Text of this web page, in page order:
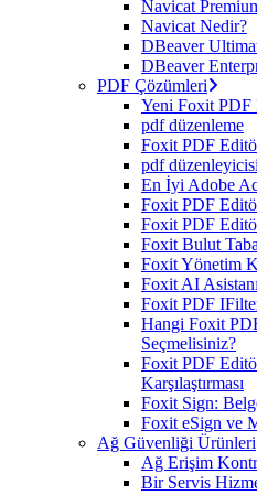
Navicat
Navicat Nedir?
DBeaver
DBeaver
PDF Çözümleri
Yeni Foxit PDF
pdf düzenleme
Foxit PDF
pdf düzenleyicisi
En İyi Adobe
Foxit PDF
Foxit PDF
Foxit Bulut
Foxit Yönetim
Foxit AI Asistanı
Foxit PDF
Hangi Foxit
Seçmelisiniz?
Foxit PDF
Karşılaştırması
Foxit Sign:
Foxit eSign ve
Ağ Güvenliği Ürünleri
Ağ Erişim
Bir Servis